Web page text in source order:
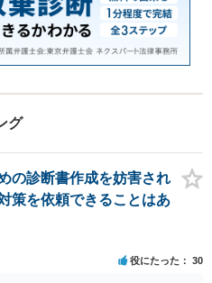
グ
の診断書作成を妨害され
策を依頼できることはあ
役にたった 30